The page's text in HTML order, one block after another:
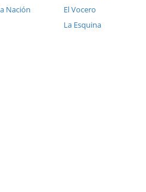
Nación
El Vocero
La Esquina